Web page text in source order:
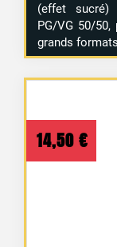
(effet sucré)
PG/VG 50/
grands
14,50 €